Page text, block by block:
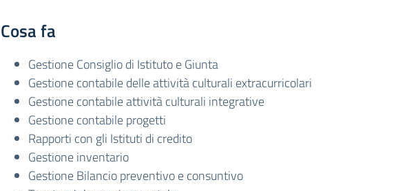
Cosa fa
Gestione Consiglio di Istituto e Giunta
Gestione contabile delle attività culturali extracurricolari
Gestione contabile attività culturali integrative
Gestione contabile progetti
Rapporti con gli Istituti di credito
Gestione inventario
Gestione Bilancio preventivo e consuntivo